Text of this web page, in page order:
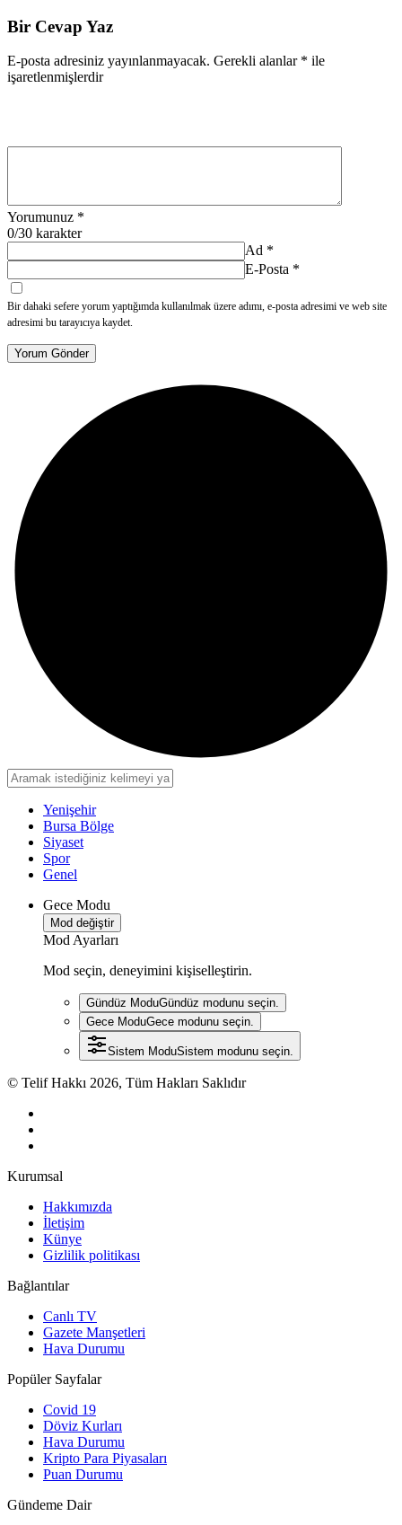
Bir Cevap Yaz
E-posta adresiniz yayınlanmayacak. Gerekli alanlar * ile
işaretlenmişlerdir
Yorumunuz *
0/30 karakter
Ad *
E-Posta *
Bir dahaki sefere yorum yaptığımda kullanılmak üzere adımı, e-posta adresimi ve web site
adresimi bu tarayıcıya kaydet.
Yorum Gönder
Yenişehir
Bursa Bölge
Siyaset
Spor
Genel
Gece Modu
Mod değiştir
Mod Ayarları
Mod seçin, deneyimini kişiselleştirin.
Gündüz ModuGündüz modunu seçin.
Gece ModuGece modunu seçin.
Sistem ModuSistem modunu seçin.
© Telif Hakkı 2026, Tüm Hakları Saklıdır
Kurumsal
Hakkımızda
İletişim
Künye
Gizlilik politikası
Bağlantılar
Canlı TV
Gazete Manşetleri
Hava Durumu
Popüler Sayfalar
Covid 19
Döviz Kurları
Hava Durumu
Kripto Para Piyasaları
Puan Durumu
Gündeme Dair